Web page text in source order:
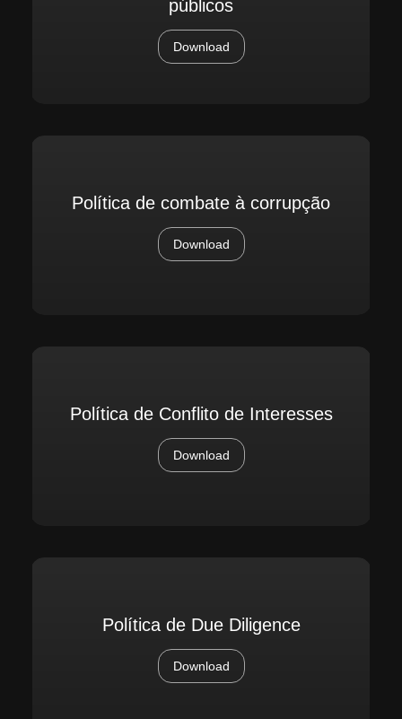
públicos
Download
Política de combate à corrupção
Download
Política de Conflito de Interesses
Download
Política de Due Diligence
Download